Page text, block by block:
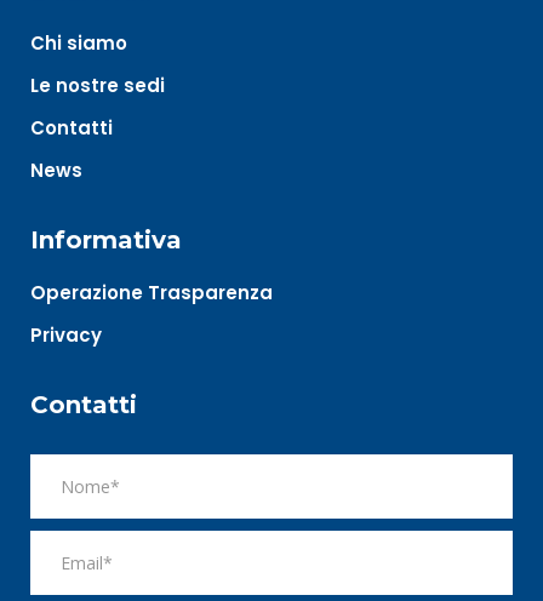
Chi siamo
Le nostre sedi
Contatti
News
Informativa
Operazione Trasparenza
Privacy
Contatti